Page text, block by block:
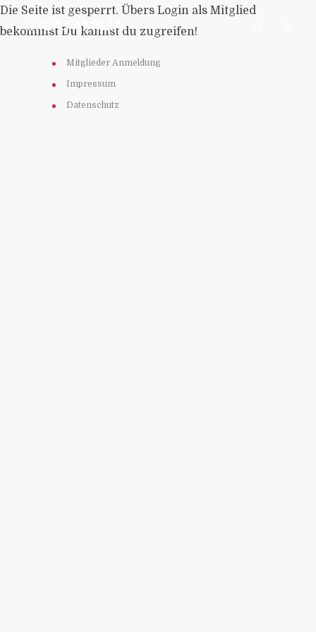
:MEA:FAMILIA:
Die Seite ist gesperrt. Übers Login als Mitglied
bekommst Du kannst du zugreifen!
Mitglieder Anmeldung
Impressum
Datenschutz